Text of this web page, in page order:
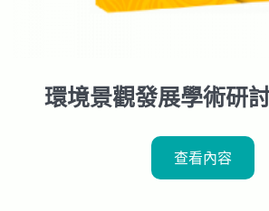
環境景觀發展學術研
查看內容